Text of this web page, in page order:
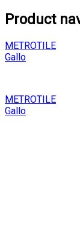
Product
METROTILE
Gallo
METROTILE
Gallo